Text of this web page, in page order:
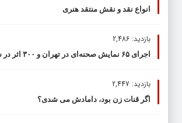
انواع نقد و نقش منتقد هنری
بازدید: 2,486
اجرای ۶۵ نمایش صحنه‌ای در تهران و ۳۰۰ اثر در شهرستان‌ها
بازدید: 2,447
اگر قنات زن بود، دامادش می شدی؟